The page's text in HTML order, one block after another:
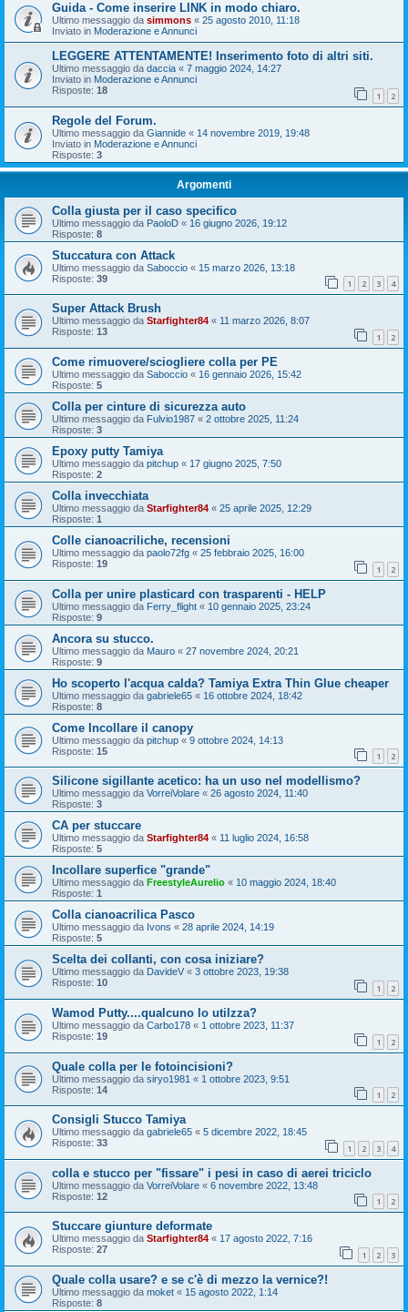
Guida - Come inserire LINK in modo chiaro.
Ultimo messaggio da simmons « 25 agosto 2010, 11:18
Inviato in Moderazione e Annunci
LEGGERE ATTENTAMENTE! Inserimento foto di altri siti.
Ultimo messaggio da daccia « 7 maggio 2024, 14:27
Inviato in Moderazione e Annunci
Risposte: 18 1 2
Regole del Forum.
Ultimo messaggio da Giannide « 14 novembre 2019, 19:48
Inviato in Moderazione e Annunci
Risposte: 3
Argomenti
Colla giusta per il caso specifico
Ultimo messaggio da PaoloD « 16 giugno 2026, 19:12
Risposte: 8
Stuccatura con Attack
Ultimo messaggio da Saboccio « 15 marzo 2026, 13:18
Risposte: 39 1 2 3 4
Super Attack Brush
Ultimo messaggio da Starfighter84 « 11 marzo 2026, 8:07
Risposte: 13 1 2
Come rimuovere/sciogliere colla per PE
Ultimo messaggio da Saboccio « 16 gennaio 2026, 15:42
Risposte: 5
Colla per cinture di sicurezza auto
Ultimo messaggio da Fulvio1987 « 2 ottobre 2025, 11:24
Risposte: 3
Epoxy putty Tamiya
Ultimo messaggio da pitchup « 17 giugno 2025, 7:50
Risposte: 2
Colla invecchiata
Ultimo messaggio da Starfighter84 « 25 aprile 2025, 12:29
Risposte: 1
Colle cianoacriliche, recensioni
Ultimo messaggio da paolo72fg « 25 febbraio 2025, 16:00
Risposte: 19 1 2
Colla per unire plasticard con trasparenti - HELP
Ultimo messaggio da Ferry_flight « 10 gennaio 2025, 23:24
Risposte: 9
Ancora su stucco.
Ultimo messaggio da Mauro « 27 novembre 2024, 20:21
Risposte: 9
Ho scoperto l'acqua calda? Tamiya Extra Thin Glue cheaper
Ultimo messaggio da gabriele65 « 16 ottobre 2024, 18:42
Risposte: 8
Come Incollare il canopy
Ultimo messaggio da pitchup « 9 ottobre 2024, 14:13
Risposte: 15 1 2
Silicone sigillante acetico: ha un uso nel modellismo?
Ultimo messaggio da VorreiVolare « 26 agosto 2024, 11:40
Risposte: 3
CA per stuccare
Ultimo messaggio da Starfighter84 « 11 luglio 2024, 16:58
Risposte: 5
Incollare superfice "grande"
Ultimo messaggio da FreestyleAurelio « 10 maggio 2024, 18:40
Risposte: 1
Colla cianoacrilica Pasco
Ultimo messaggio da Ivons « 28 aprile 2024, 14:19
Risposte: 5
Scelta dei collanti, con cosa iniziare?
Ultimo messaggio da DavideV « 3 ottobre 2023, 19:38
Risposte: 10 1 2
Wamod Putty....qualcuno lo utilzza?
Ultimo messaggio da Carbo178 « 1 ottobre 2023, 11:37
Risposte: 19 1 2
Quale colla per le fotoincisioni?
Ultimo messaggio da siryo1981 « 1 ottobre 2023, 9:51
Risposte: 14 1 2
Consigli Stucco Tamiya
Ultimo messaggio da gabriele65 « 5 dicembre 2022, 18:45
Risposte: 33 1 2 3 4
colla e stucco per "fissare" i pesi in caso di aerei triciclo
Ultimo messaggio da VorreiVolare « 6 novembre 2022, 13:48
Risposte: 12 1 2
Stuccare giunture deformate
Ultimo messaggio da Starfighter84 « 17 agosto 2022, 7:16
Risposte: 27 1 2 3
Quale colla usare? e se c'è di mezzo la vernice?!
Ultimo messaggio da moket « 15 agosto 2022, 1:14
Risposte: 8